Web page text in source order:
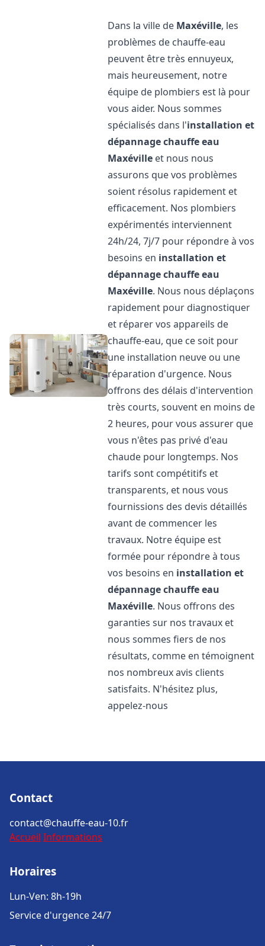
Dans la ville de Maxéville, les
problèmes de chauffe-eau
peuvent être très ennuyeux,
mais heureusement, notre
équipe de plombiers est là pour
vous aider. Nous sommes
spécialisés dans l'installation et
dépannage chauffe eau
Maxéville et nous nous
assurons que vos problèmes
soient résolus rapidement et
efficacement. Nos plombiers
expérimentés interviennent
24h/24, 7j/7 pour répondre à vos
besoins en installation et
dépannage chauffe eau
Maxéville. Nous nous déplaçons
rapidement pour diagnostiquer
et réparer vos appareils de
chauffe-eau, que ce soit pour
une installation neuve ou une
réparation d'urgence. Nous
offrons des délais d'intervention
très courts, souvent en moins de
2 heures, pour vous assurer que
vous n'êtes pas privé d'eau
chaude pour longtemps. Nos
tarifs sont compétitifs et
transparents, et nous vous
fournissions des devis détaillés
avant de commencer les
travaux. Notre équipe est
formée pour répondre à tous
vos besoins en installation et
dépannage chauffe eau
Maxéville. Nous offrons des
garanties sur nos travaux et
nous sommes fiers de nos
résultats, comme en témoignent
nos nombreux avis clients
satisfaits. N'hésitez plus,
appelez-nous
Contact
contact@chauffe-eau-10.fr
Accueil Informations
Horaires
Lun-Ven: 8h-19h
Service d'urgence 24/7